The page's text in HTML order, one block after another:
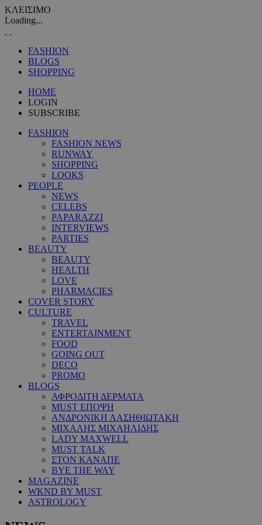
ΚΛΕΙΣΙΜΟ
Loading...
FASHION
BLOGS
SHOPPING
HOME
LOGIN
SUBSCRIBE
FASHION
FASHION NEWS
RUNWAY
SHOPPING
LOOKS
PEOPLE
NEWS
CELEBS
PAPARAZZI
INTERVIEWS
PARTIES
BEAUTY
BEAUTY
HEALTH
LOVE
PHARMACIES
COVER STORY
CULTURE
TRAVEL
ENTERTAINMENT
FOOD
GOING OUT
DECO
PROMO
BLOGS
ΑΦΡΟΔΙΤΗ ΔΕΡΜΑΤΑ
MUST ΕΠΟΨΗ
ΑΝΔΡΟΝΙΚΗ ΛΑΣΗΘΙΩΤΑΚΗ
ΜΙΧΑΛΗΣ ΜΙΧΑΗΛΙΔΗΣ
LADY MAXWELL
MUST TALK
ΣΤΟΝ ΚΑΝΑΠΕ
BYE THE WAY
MAGAZINE
WKND BY MUST
ASTROLOGY